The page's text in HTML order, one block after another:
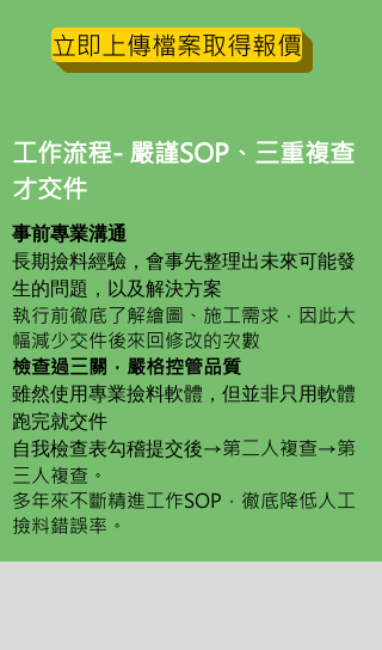
立即上傳檔案取得報價
工作流程- 嚴謹SOP、三重複查
才交件
事前專業溝通
長期撿料經驗，會事先整理出未來可能發
生的問題，以及解決方案
​執行前徹底了解繪圖、施工需求，因此大
幅減少交件後來回修改的次數
檢查過三關，嚴格控管品質
雖然使用專業撿料軟體，但並非只用軟體
跑完就交件
自我檢查表勾稽提交後→第二人複查→第
三人複查。
​多年來不斷精進工作SOP，徹底降低人工
撿料錯誤率。